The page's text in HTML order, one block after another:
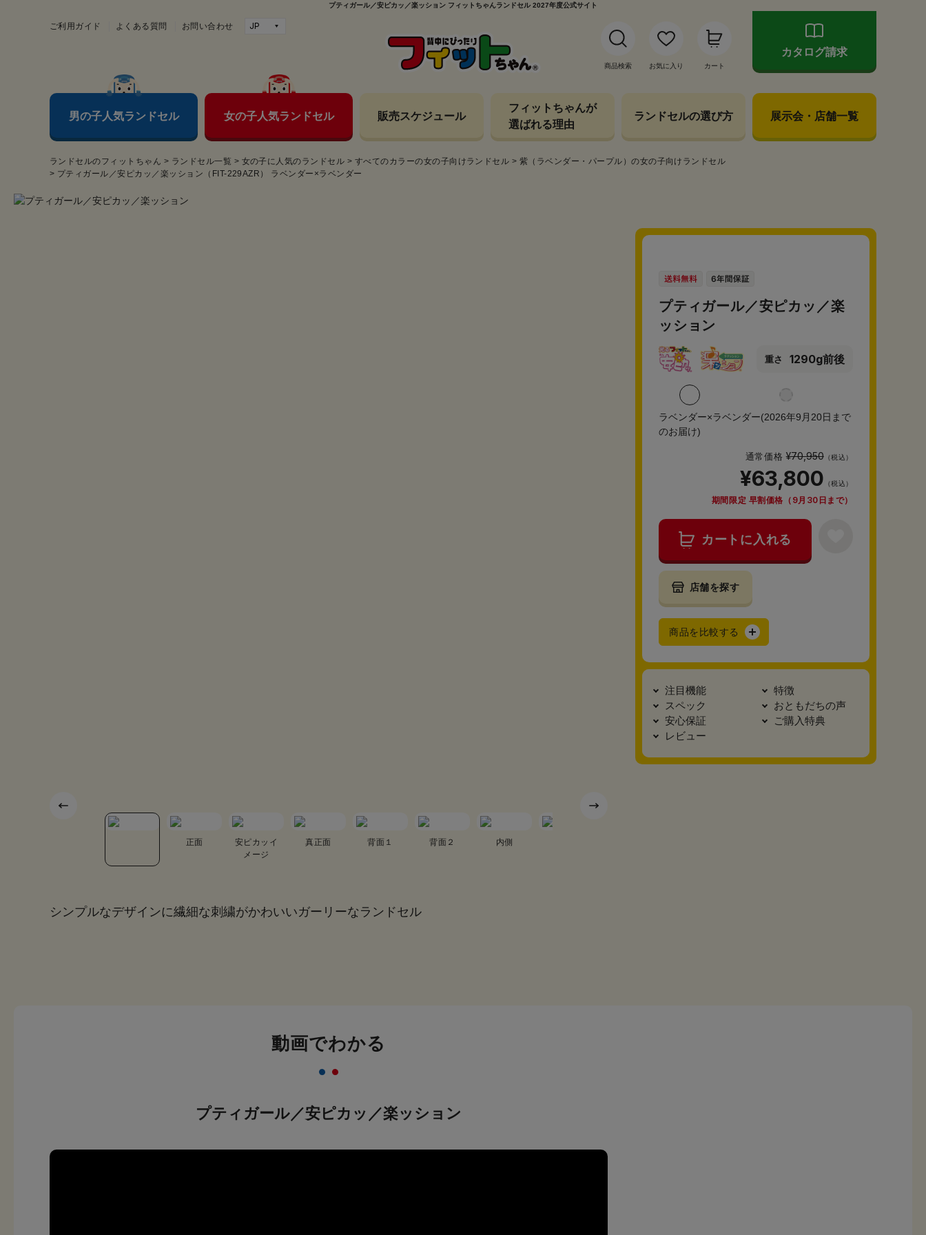
プティガール／安ピカッ／楽ッション フィットちゃんランドセル 2027年度公式サイト
ご利用ガイド よくある質問 お問い合わせ
商品検索 お気に入り カート
カタログ請求
男の子人気ランドセル 女の子人気ランドセル 販売スケジュール
フィットちゃんが
選ばれる理由
ランドセルの選び方 展示会・店舗一覧
ランドセルのフィットちゃん > ランドセル一覧 > 女の子に人気のランドセル > すべてのカラーの女の子向けランドセル > 紫（ラベンダー・パープル）の女の子向けランドセル
> プティガール／安ピカッ／楽ッション（FIT-229AZR） ラベンダー×ラベンダー
正面
安ピカッイ
メージ
真正面 背面１ 背面２ 内側
シンプルなデザインに繊細な刺繍がかわいいガーリーなランドセル
動画でわかる
プティガール／安ピカッ／楽ッション
プティガール／安ピカッ／楽
ッション
重さ 1290g前後
ラベンダー×ラベンダー(2026年9月20日まで
のお届け)
通常価格¥70,950（税込）
¥63,800 （税込）
期間限定 早割価格（9月30日まで）
カートに入れる
店舗を探す
商品を比較する
注目機能
特徴
スペック
おともだちの声
安心保証
ご購入特典
レビュー